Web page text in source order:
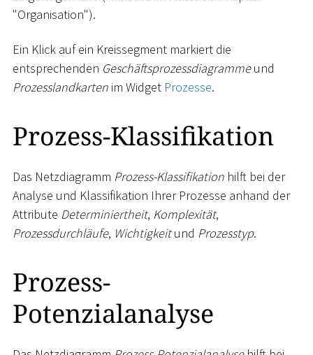
"Organisation").
Ein Klick auf ein Kreissegment markiert die
entsprechenden Geschäftsprozessdiagrammeund
Prozesslandkarten im Widget Prozesse.
Prozess-Klassifikation
Das Netzdiagramm Prozess-Klassifikation hilft bei der
Analyse und Klassifikation Ihrer Prozesse anhand der
Attribute Determiniertheit, Komplexität,
Prozessdurchläufe, Wichtigkeitund Prozesstyp.
Prozess-
Potenzialanalyse